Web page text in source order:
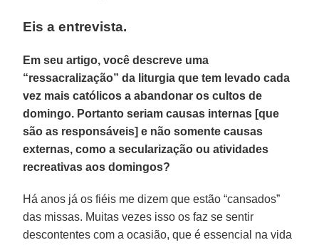
Eis a entrevista.
Em seu artigo, você descreve uma
“ressacralização” da liturgia que tem levado cada
vez mais católicos a abandonar os cultos de
domingo. Portanto seriam causas internas [que
são as responsáveis] e não somente causas
externas, como a secularização ou atividades
recreativas aos domingos?
Há anos já os fiéis me dizem que estão “cansados”
das missas. Muitas vezes isso os faz se sentir
descontentes com a ocasião, que é essencial na vida